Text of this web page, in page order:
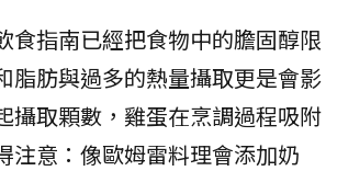
食指南已經把食物中的膽固醇限
脂肪與過多的熱量攝取更是會影
攝取顆數，雞蛋在烹調過程吸附
注意：像歐姆雷料理會添加奶